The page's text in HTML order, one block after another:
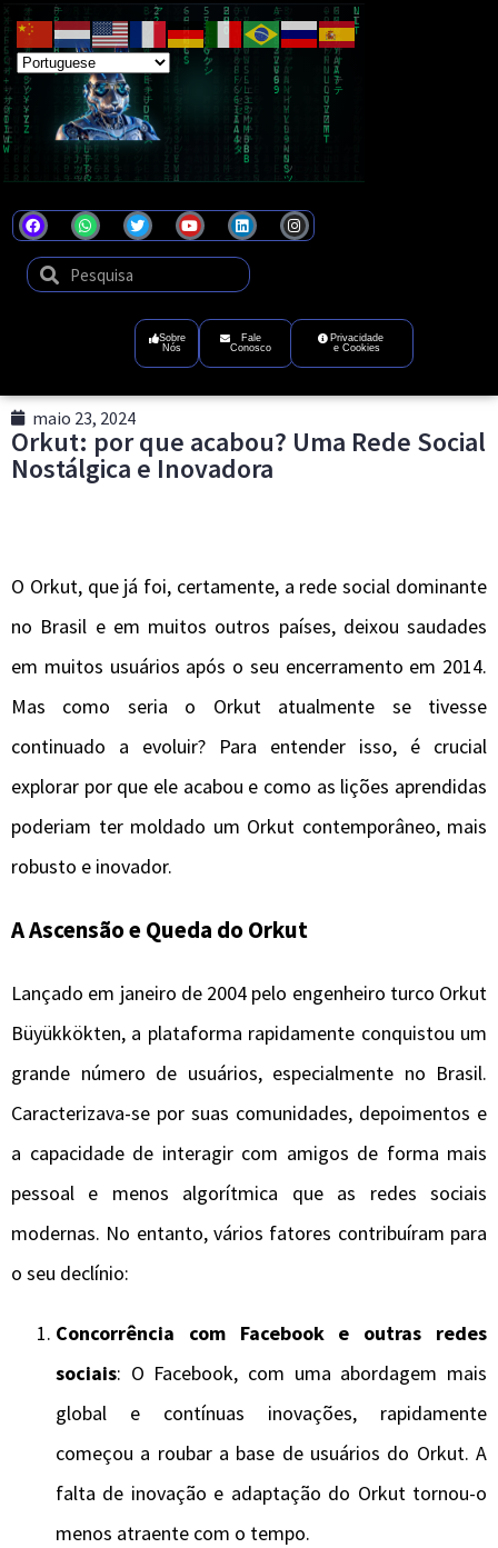
Sobre
Nós
Fale
Conosco
Privacidade
e Cookies
maio 23, 2024
Orkut: por que acabou? Uma Rede Social
Nostálgica e Inovadora
O Orkut, que já foi, certamente, a rede social dominante
no Brasil e em muitos outros países, deixou saudades
em muitos usuários após o seu encerramento em 2014.
Mas como seria o Orkut atualmente se tivesse
continuado a evoluir? Para entender isso, é crucial
explorar por que ele acabou e como as lições aprendidas
poderiam ter moldado um Orkut contemporâneo, mais
robusto e inovador.
A Ascensão e Queda do Orkut
Lançado em janeiro de 2004 pelo engenheiro turco Orkut
Büyükkökten, a plataforma rapidamente conquistou um
grande número de usuários, especialmente no Brasil.
Caracterizava-se por suas comunidades, depoimentos e
a capacidade de interagir com amigos de forma mais
pessoal e menos algorítmica que as redes sociais
modernas. No entanto, vários fatores contribuíram para
o seu declínio:
Concorrência com Facebook e outras redes
sociais: O Facebook, com uma abordagem mais
global e contínuas inovações, rapidamente
começou a roubar a base de usuários do Orkut. A
falta de inovação e adaptação do Orkut tornou-o
menos atraente com o tempo.